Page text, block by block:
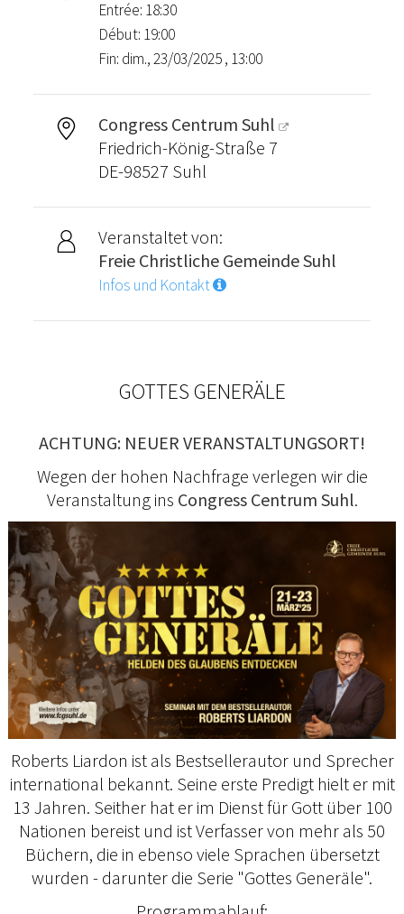
Entrée: 18:30
Début: 19:00
Fin: dim., 23/03/2025 , 13:00
Congress Centrum Suhl
Friedrich-König-Straße 7
DE-98527 Suhl
Veranstaltet von:
Freie Christliche Gemeinde Suhl
Infos und Kontakt
GOTTES GENERÄLE
ACHTUNG: NEUER VERANSTALTUNGSORT!
Wegen der hohen Nachfrage verlegen wir die
Veranstaltung ins Congress Centrum Suhl.
Roberts Liardon ist als Bestsellerautor und Sprecher
international bekannt. Seine erste Predigt hielt er mit
13 Jahren. Seither hat er im Dienst für Gott über 100
Nationen bereist und ist Verfasser von mehr als 50
Büchern, die in ebenso viele Sprachen übersetzt
wurden - darunter die Serie "Gottes Generäle".